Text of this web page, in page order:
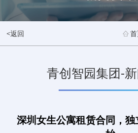
<返回
青创智园集团-
深圳女生公寓租赁合同，